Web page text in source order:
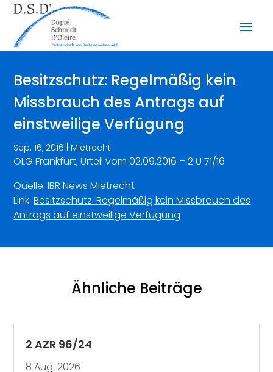
Besitzschutz: Regelmäßig kein
Missbrauch des Antrags auf
einstweilige Verfügung
Sep. 16, 2016 | Mietrecht
OLG Frankfurt, Urteil vom 02.09.2016 – 2 U 71/16
Quelle: IBR News Mietrecht
Link:Besitzschutz: Regelmäßig kein Missbrauch des
Antrags auf einstweilige Verfügung
Ähnliche Beiträge
2 AZR 96/24
8 Aug. 2026